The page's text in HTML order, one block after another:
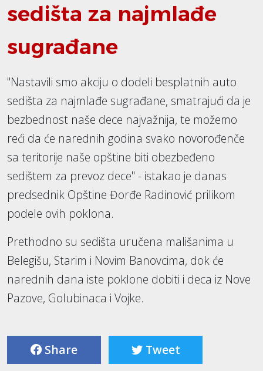
sedišta za najmlađe
sugrađane
"Nastavili smo akciju o dodeli besplatnih auto
sedišta za najmlađe sugrađane, smatrajući da je
bezbednost naše dece najvažnija, te možemo
reći da će narednih godina svako novorođenče
sa teritorije naše opštine biti obezbeđeno
sedištem za prevoz dece" - istakao je danas
predsednik Opštine Đorđe Radinović prilikom
podele ovih poklona.
Prethodno su sedišta uručena mališanima u
Belegišu, Starim i Novim Banovcima, dok će
narednih dana iste poklone dobiti i deca iz Nove
Pazove, Golubinaca i Vojke.
Share Tweet